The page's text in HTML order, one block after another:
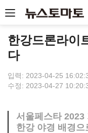
한강드론라이
다
입력: 2023-04-25
수정: 2023-04-27
서울페스타 2023
한강 야경 배경